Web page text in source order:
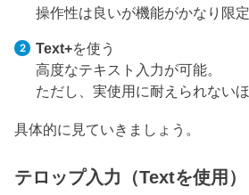
操作性は良いが機能がかなり限定
Text+を使う
高度なテキスト入力が可能。
ただし、実使用に耐えられない
具体的に見ていきましょう。
テロップ入力（Textを使用）